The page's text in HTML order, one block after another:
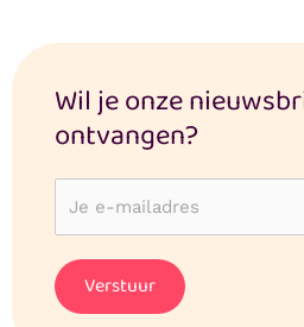
Wil je onze
ontvangen?